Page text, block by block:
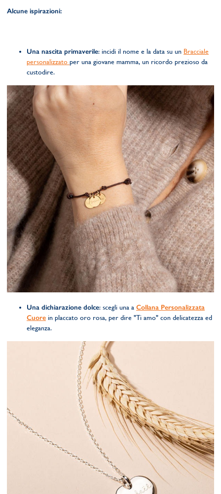
Alcune ispirazioni:
Una nascita primaverile: incidi il nome e la data su un Bracciale
personalizzato per una giovane mamma, un ricordo prezioso da
custodire.
Una dichiarazione dolce: scegli una a Collana Personalizzata
Cuore in placcato oro rosa, per dire "Ti amo" con delicatezza ed
eleganza.